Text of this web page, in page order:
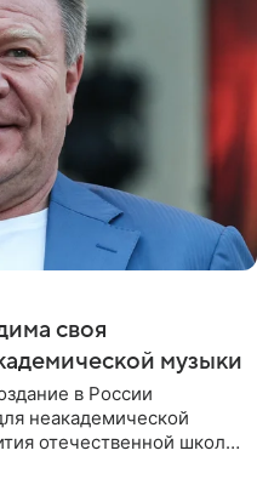
своя
музыки
в России
неакадемической
отечественной школы